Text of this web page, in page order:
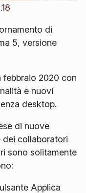
di
5, versione
febbraio 2020 con
e nuovi
desktop.
di nuove
dei collaboratori
sono solitamente
Applica